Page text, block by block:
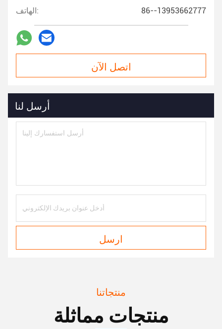
الهاتف: 86--13953662777
اتصل الآن
أرسل لنا
ارسل
منتجاتنا
منتجات مماثلة